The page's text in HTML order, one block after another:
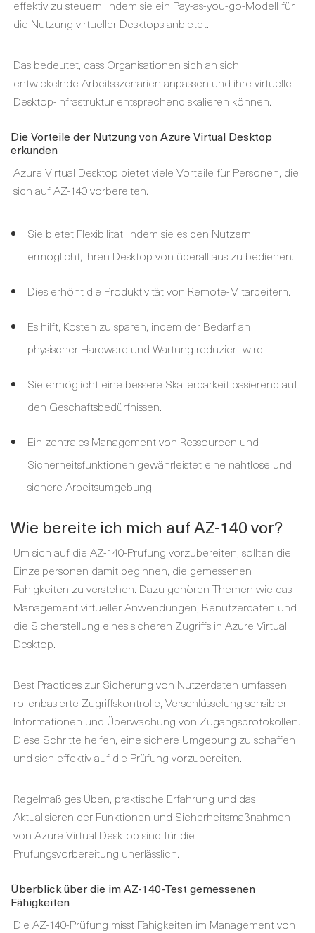
effektiv zu steuern, indem sie ein Pay-as-you-go-Modell für
die Nutzung virtueller Desktops anbietet.
Das bedeutet, dass Organisationen sich an sich
entwickelnde Arbeitsszenarien anpassen und ihre virtuelle
Desktop-Infrastruktur entsprechend skalieren können.
Die Vorteile der Nutzung von Azure Virtual Desktop
erkunden
Azure Virtual Desktop bietet viele Vorteile für Personen, die
sich auf AZ-140 vorbereiten.
Sie bietet Flexibilität, indem sie es den Nutzern
ermöglicht, ihren Desktop von überall aus zu bedienen.
Dies erhöht die Produktivität von Remote-Mitarbeitern.
Es hilft, Kosten zu sparen, indem der Bedarf an
physischer Hardware und Wartung reduziert wird.
Sie ermöglicht eine bessere Skalierbarkeit basierend auf
den Geschäftsbedürfnissen.
Ein zentrales Management von Ressourcen und
Sicherheitsfunktionen gewährleistet eine nahtlose und
sichere Arbeitsumgebung.
Wie bereite ich mich auf AZ-140 vor?
Um sich auf die AZ-140-Prüfung vorzubereiten, sollten die
Einzelpersonen damit beginnen, die gemessenen
Fähigkeiten zu verstehen. Dazu gehören Themen wie das
Management virtueller Anwendungen, Benutzerdaten und
die Sicherstellung eines sicheren Zugriffs in Azure Virtual
Desktop.
Best Practices zur Sicherung von Nutzerdaten umfassen
rollenbasierte Zugriffskontrolle, Verschlüsselung sensibler
Informationen und Überwachung von Zugangsprotokollen.
Diese Schritte helfen, eine sichere Umgebung zu schaffen
und sich effektiv auf die Prüfung vorzubereiten.
Regelmäßiges Üben, praktische Erfahrung und das
Aktualisieren der Funktionen und Sicherheitsmaßnahmen
von Azure Virtual Desktop sind für die
Prüfungsvorbereitung unerlässlich.
Überblick über die im AZ-140-Test gemessenen
Fähigkeiten
Die AZ-140-Prüfung misst Fähigkeiten im Management von